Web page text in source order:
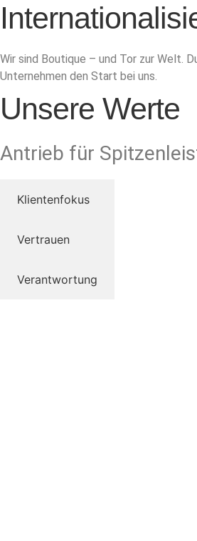
Wir sind Boutique – und Tor zur Welt.
Unternehmen den Start bei uns.
Unsere Werte
Antrieb für
Klientenfokus
Vertrauen
Verantwortung